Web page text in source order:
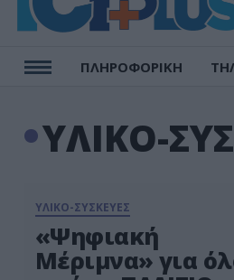
ΠΛΗΡΟΦΟΡΙΚΗ
ΥΛΙΚΟ-
ΥΛΙΚΟ-ΣΥΣΚΕΥΕΣ
«Ψηφιακή
Μέριμνα» για